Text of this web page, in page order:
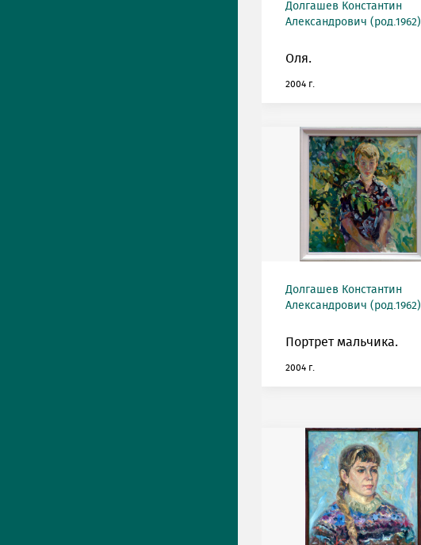
Долгашев Константин
Александрович (род.1962)
Оля.
2004 г.
Долгашев Константин
Александрович (род.1962)
Портрет мальчика.
2004 г.